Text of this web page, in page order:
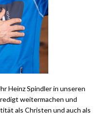
Heinz Spindler in unseren
weitermachen und
als Christen und auch als